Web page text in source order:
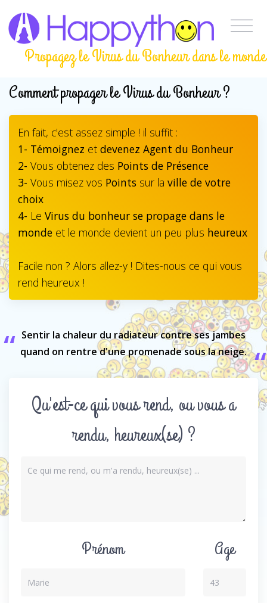
Propagez le Virus du Bonheur dans le monde
Sentir la chaleur du radiateur contre ses jambes
quand on rentre d'une promenade sous la neige.
Qu'est-ce qui vous rend, ou vous a
rendu, heureux(se) ?
Prénom Age
Comment propager le Virus du Bonheur ?
En fait, c'est assez simple ! il suffit :
1- Témoignez et devenez Agent du Bonheur
2- Vous obtenez des Points de Présence
3- Vous misez vos Points sur la ville de votre
choix
4- Le Virus du bonheur se propage dans le
monde et le monde devient un peu plus heureux
Facile non ? Alors allez-y ! Dites-nous ce qui vous
rend heureux !